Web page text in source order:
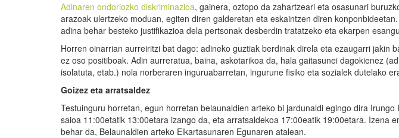
Adinaren ondoriozko diskriminazioa, gainera, oztopo da zahartzeari eta osasunari
arazoak ulertzeko moduan, egiten diren galderetan eta eskaintzen diren
adina behar besteko justifikazioa dela pertsonak desberdin tratatzeko eta ekarpen
Horren oinarrian aurreiritzi bat dago: adineko guztiak berdinak direla eta ezaugarri jakin
ez oso positiboak. Adin aurreratua, baina, askotarikoa da, hala gaitasunei dagokienez
isolatuta, etab.) nola norberaren inguruabarretan, ingurune fisiko eta sozialek dutelako
Goizez eta arratsaldez
Testuinguru horretan, egun horretan belaunaldien arteko bi jardunaldi egingo dira
saioa 11:00etatik 13:00etara izango da, eta arratsaldekoa 17:00eatik 19:00etara. Izena
behar da, Belaunaldien arteko Elkartasunaren Egunaren atalean.